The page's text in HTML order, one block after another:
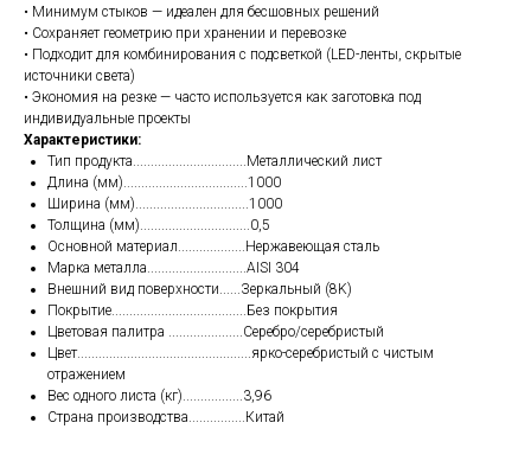
• Минимум стыков — идеален для бесшовных решений
• Сохраняет геометрию при хранении и перевозке
• Подходит для комбинирования с подсветкой (LED-ленты, скрытые
источники света)
• Экономия на резке — часто используется как заготовка под
индивидуальные проекты
Характеристики:
Тип продукта................................Металлический лист
Длина (мм)...................................1000
Ширина (мм)................................1000
Толщина (мм)...............................0,5
Основной материал...................Нержавеющая сталь
Марка металла............................AISI 304
Внешний вид поверхности......Зеркальный (8K)
Покрытие......................................Без покрытия
Цветовая палитра .....................Серебро/серебристый
Цвет.................................................ярко-серебристый с чистым
отражением
Вес одного листа (кг)................. 3,96
Страна производства................Китай